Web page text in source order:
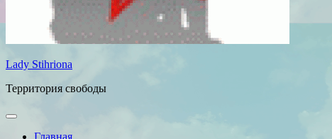
Lady Stihriona
Территория свободы
Главная